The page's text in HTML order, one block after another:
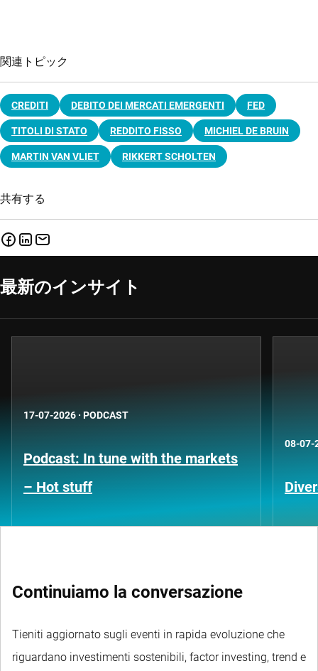
関連トピック
CREDITI DEBITO DEI MERCATI EMERGENTI FED
TITOLI DI STATO REDDITO FISSO MICHIEL DE BRUIN
MARTIN VAN VLIET RIKKERT SCHOLTEN
共有する
最新のインサイト
17-07-2026 · PODCAST
Podcast: In tune with the markets
– Hot stuff
08-07-
Continuiamo la conversazione
Tieniti aggiornato sugli eventi in rapida evoluzione che
riguardano investimenti sostenibili, factor investing, trend e